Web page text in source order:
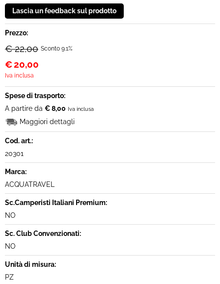
Prezzo:
€ 22,00 Sconto 9.1%
€20,00
Iva inclusa
Spese di trasporto:
A partire da € 8,00 Iva inclusa
Maggiori dettagli
Cod. art.:
20301
Marca:
ACQUATRAVEL
Sc.Camperisti Italiani Premium:
NO
Sc. Club Convenzionati:
NO
Unità di misura:
PZ